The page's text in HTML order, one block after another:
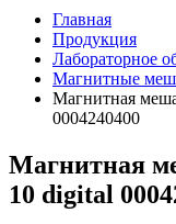
Главная
Продукция
Лабораторное
Магнитные
Магнитная
0004240400
Магнитная
10 digital